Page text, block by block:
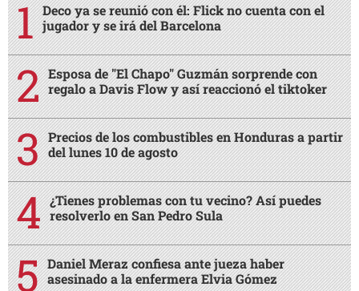
Deco ya se reunió con él: Flick no cuenta con el
jugador y se irá del Barcelona
Esposa de "El Chapo" Guzmán sorprende con
regalo a Davis Flow y así reaccionó el tiktoker
Precios de los combustibles en Honduras a partir
del lunes 10 de agosto
¿Tienes problemas con tu vecino? Así puedes
resolverlo en San Pedro Sula
Daniel Meraz confiesa ante jueza haber
asesinado a la enfermera Elvia Gómez